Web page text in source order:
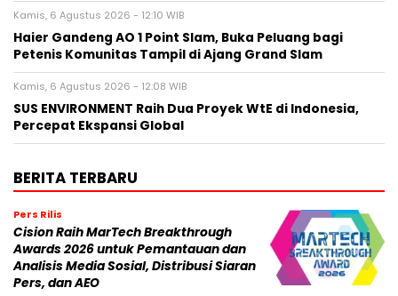
Kamis, 6 Agustus 2026 - 12:10 WIB
Haier Gandeng AO 1 Point Slam, Buka Peluang bagi
Petenis Komunitas Tampil di Ajang Grand Slam
Kamis, 6 Agustus 2026 - 12:08 WIB
SUS ENVIRONMENT Raih Dua Proyek WtE di Indonesia,
Percepat Ekspansi Global
BERITA TERBARU
Pers Rilis
Cision Raih MarTech Breakthrough
Awards 2026 untuk Pemantauan dan
Analisis Media Sosial, Distribusi Siaran
Pers, dan AEO